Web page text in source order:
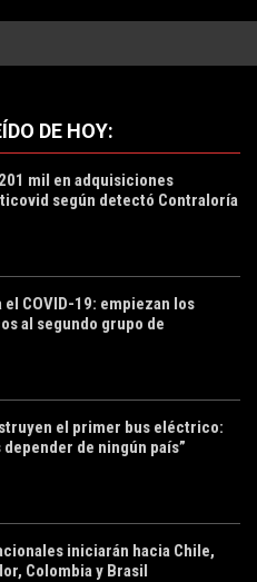
DE HOY:
mil en adquisiciones
según detectó Contraloría
COVID-19: empiezan los
al segundo grupo de
el primer bus eléctrico:
depender de ningún país”
iniciarán hacia Chile,
Colombia y Brasil